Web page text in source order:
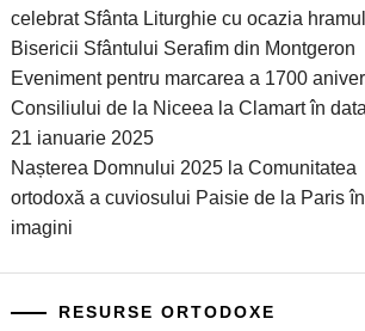
celebrat Sfânta Liturghie cu ocazia
Bisericii Sfântului Serafim din Montgeron
Eveniment pentru marcarea a 1700
Consiliului de la Niceea la Clamart în
21 ianuarie 2025
Nașterea Domnului 2025 la Comunitatea
ortodoxă a cuviosului Paisie de la Paris în
imagini
RESURSE ORTODOXE